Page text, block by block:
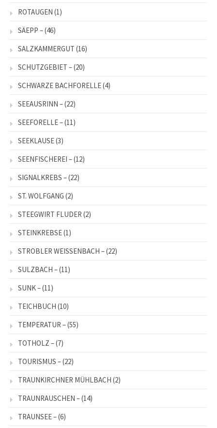
ROTAUGEN (1)
SÄEPP –(46)
SALZKAMMERGUT (16)
SCHUTZGEBIET –(20)
SCHWARZE BACHFORELLE(4)
SEEAUSRINN –(22)
SEEFORELLE –(11)
SEEKLAUSE(3)
SEENFISCHEREI –(12)
SIGNALKREBS –(22)
ST. WOLFGANG (2)
STEEGWIRT FLUDER (2)
STEINKREBSE(1)
STROBLER WEISSENBACH –(22)
SULZBACH –(11)
SUNK –(11)
TEICHBUCH (10)
TEMPERATUR –(55)
TOTHOLZ –(7)
TOURISMUS –(22)
TRAUNKIRCHNER MÜHLBACH (2)
TRAUNRAUSCHEN –(14)
TRAUNSEE –(6)